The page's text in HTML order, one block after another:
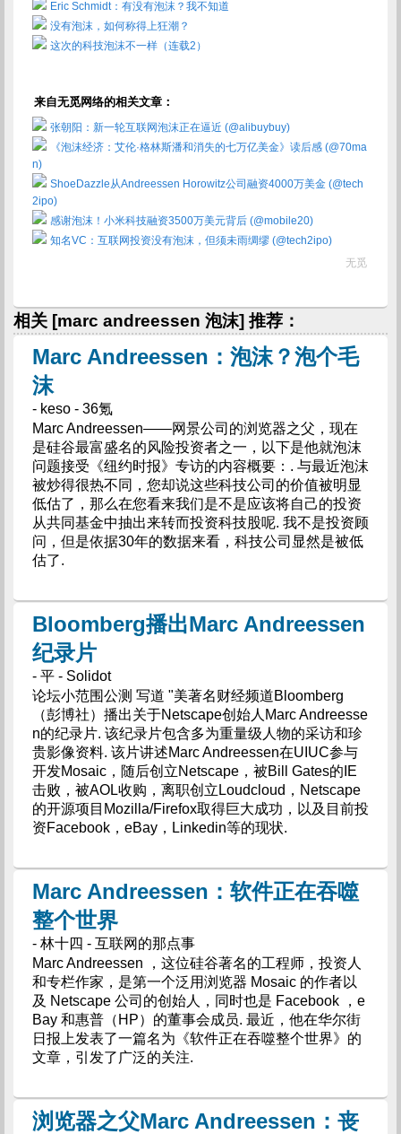
Eric Schmidt：有没有泡沫？我不知道
没有泡沫，如何称得上狂潮？
这次的科技泡沫不一样（连载2）
来自无觅网络的相关文章：
张朝阳：新一轮互联网泡沫正在逼近 (@alibuybuy)
《泡沫经济：艾伦·格林斯潘和消失的七万亿美金》读后感 (@70ma
n)
ShoeDazzle从Andreessen Horowitz公司融资4000万美金 (@tech
2ipo)
感谢泡沫！小米科技融资3500万美元背后 (@mobile20)
知名VC：互联网投资没有泡沫，但须未雨绸缪 (@tech2ipo)
无觅
相关 [marc andreessen 泡沫] 推荐：
Marc Andreessen：泡沫？泡个毛
沫
- keso - 36氪
Marc Andreessen——网景公司的浏览器之父，现在
是硅谷最富盛名的风险投资者之一，以下是他就泡沫
问题接受《纽约时报》专访的内容概要：. 与最近泡沫
被炒得很热不同，您却说这些科技公司的价值被明显
低估了，那么在您看来我们是不是应该将自己的投资
从共同基金中抽出来转而投资科技股呢. 我不是投资顾
问，但是依据30年的数据来看，科技公司显然是被低
估了.
Bloomberg播出Marc Andreessen
纪录片
- 平 - Solidot
论坛小范围公测 写道 "美著名财经频道Bloomberg
（彭博社）播出关于Netscape创始人Marc Andreesse
n的纪录片. 该纪录片包含多为重量级人物的采访和珍
贵影像资料. 该片讲述Marc Andreessen在UIUC参与
开发Mosaic，随后创立Netscape，被Bill Gates的IE
击败，被AOL收购，离职创立Loudcloud，Netscape
的开源项目Mozilla/Firefox取得巨大成功，以及目前投
资Facebook，eBay，Linkedin等的现状.
Marc Andreessen：软件正在吞噬
整个世界
- 林十四 - 互联网的那点事
Marc Andreessen ，这位硅谷著名的工程师，投资人
和专栏作家，是第一个泛用浏览器 Mosaic 的作者以
及 Netscape 公司的创始人，同时也是 Facebook ，e
Bay 和惠普（HP）的董事会成员. 最近，他在华尔街
日报上发表了一篇名为《软件正在吞噬整个世界》的
文章，引发了广泛的关注.
浏览器之父Marc Andreessen：丧